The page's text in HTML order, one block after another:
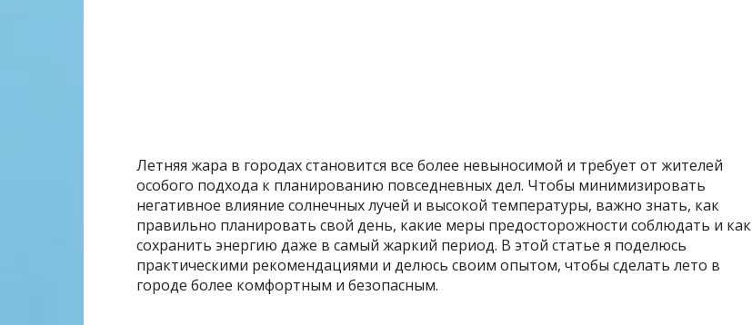
Летняя жара в городах становится все более невыносимой и требует от жителей
особого подхода к планированию повседневных дел. Чтобы минимизировать
негативное влияние солнечных лучей и высокой температуры, важно знать, как
правильно планировать свой день, какие меры предосторожности соблюдать и как
сохранить энергию даже в самый жаркий период. В этой статье я поделюсь
практическими рекомендациями и делюсь своим опытом, чтобы сделать лето в
городе более комфортным и безопасным.